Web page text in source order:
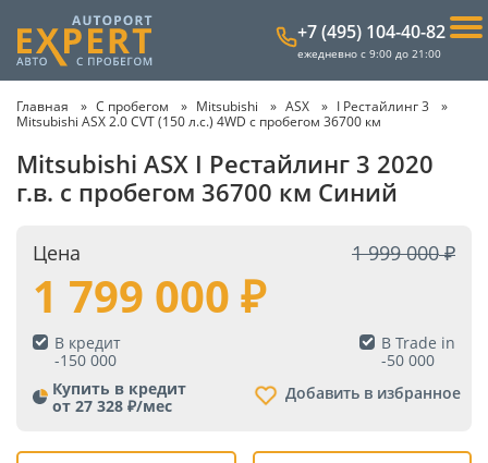
+7 (495) 104-40-82
ежедневно с 9:00 до 21:00
Главная С пробегом Mitsubishi ASX
I Рестайлинг 3
Mitsubishi ASX 2.0 CVT (150 л.с.) 4WD с пробегом 36700 км
Mitsubishi ASX I Рестайлинг 3 2020
г.в. с пробегом 36700 км Синий
Цена 1 999 000
1 799 000
В кредит
-150 000
В Trade in
-50 000
Купить в кредит
от 27 328 ₽/мес
Добавить в избранное